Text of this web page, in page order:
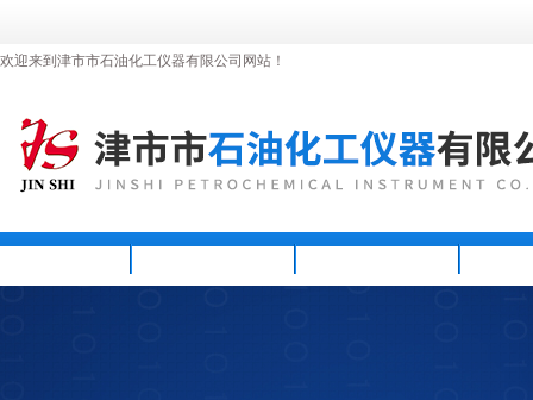
欢迎来到津市市石油化工仪器有限公司网站！